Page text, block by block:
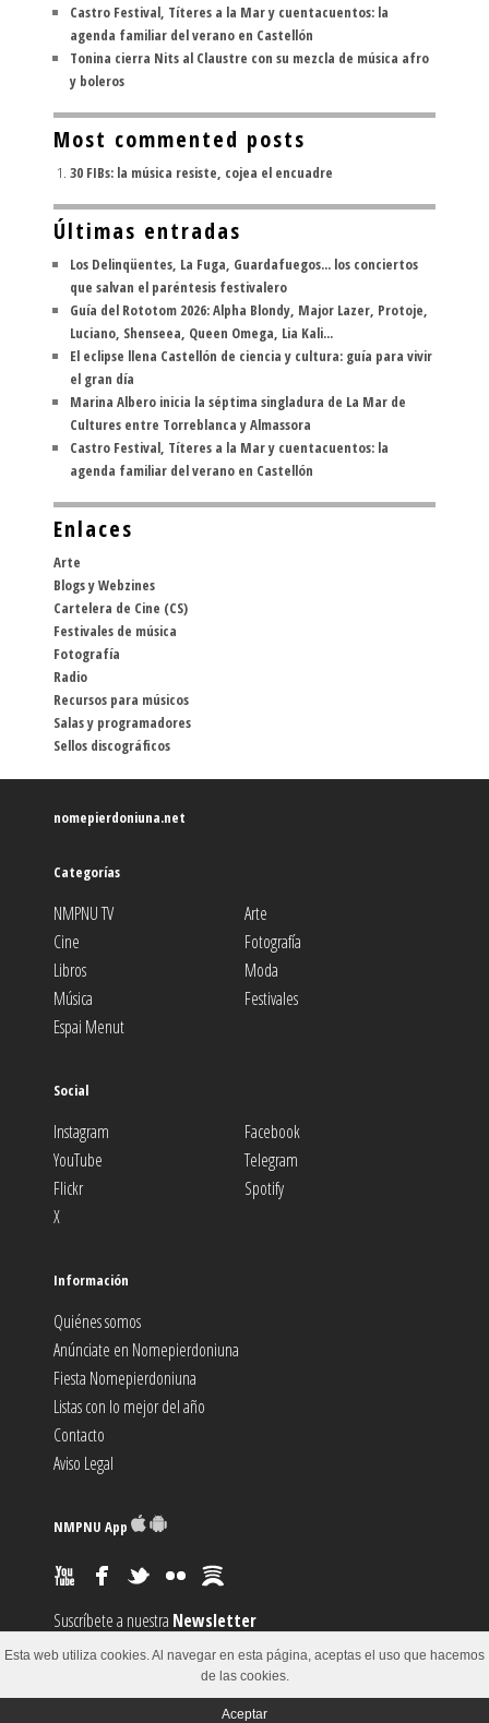
Castro Festival, Títeres a la Mar y cuentacuentos: la
agenda familiar del verano en Castellón
Tonina cierra Nits al Claustre con su mezcla de música afro
y boleros
Most commented posts
30 FIBs: la música resiste, cojea el encuadre
Últimas entradas
Los Delinqüentes, La Fuga, Guardafuegos... los conciertos
que salvan el paréntesis festivalero
Guía del Rototom 2026: Alpha Blondy, Major Lazer, Protoje,
Luciano, Shenseea, Queen Omega, Lia Kali...
El eclipse llena Castellón de ciencia y cultura: guía para vivir
el gran día
Marina Albero inicia la séptima singladura de La Mar de
Cultures entre Torreblanca y Almassora
Castro Festival, Títeres a la Mar y cuentacuentos: la
agenda familiar del verano en Castellón
Enlaces
Arte
Blogs y Webzines
Cartelera de Cine (CS)
Festivales de música
Fotografía
Radio
Recursos para músicos
Salas y programadores
Sellos discográficos
nomepierdoniuna.net
Categorías
NMPNU TV
Arte
Cine
Fotografía
Libros
Moda
Música
Festivales
Espai Menut
Social
Instagram
Facebook
YouTube
Telegram
Flickr
Spotify
X
Información
Quiénes somos
Anúnciate en Nomepierdoniuna
Fiesta Nomepierdoniuna
Listas con lo mejor del año
Contacto
Aviso Legal
NMPNU App
Suscríbete a nuestra Newsletter
Suscríbete al canalRSS
Esta web utiliza cookies. Al navegar en esta página, aceptas el uso que hacemos
de las cookies.
Aceptar